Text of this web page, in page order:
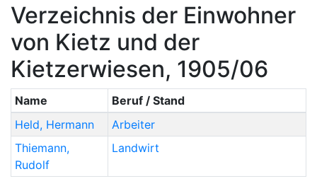
Verzeichnis der Einwohner
von Kietz und der
Kietzerwiesen, 1905/06
Name
Beruf / Stand
Held, Hermann
Arbeiter
Thiemann,
Rudolf
Landwirt